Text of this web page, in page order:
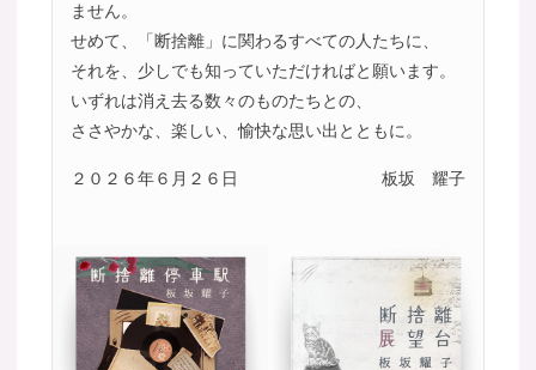
ません。
せめて、「断捨離」に関わるすべての人たちに、
それを、少しでも知っていただければと願います。
いずれは消え去る数々のものたちとの、
ささやかな、楽しい、愉快な思い出とともに。
２０２６年６月２６日 板坂 耀子